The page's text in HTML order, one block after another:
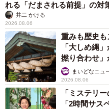
れる「だまされる前提」の対
井二 かける
2026.08.06
重みも歴史
「大しめ縄
撚り合わせ」
まいどなニュ
2026.08.06
「ミステリ
「2時間サ